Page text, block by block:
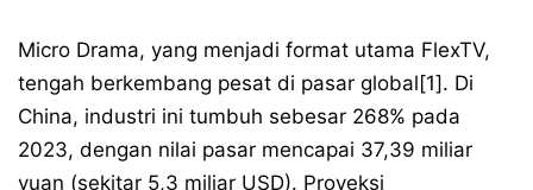
Micro Drama, yang menjadi format utama FlexTV,
tengah berkembang pesat di pasar global[1]. Di
China, industri ini tumbuh sebesar 268% pada
2023, dengan nilai pasar mencapai 37,39 miliar
yuan (sekitar 5,3 miliar USD). Proyeksi